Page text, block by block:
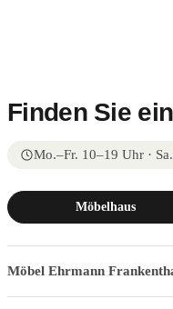
Finden Sie
Mo.–Fr. 10–19 Uhr ·
Möbelhaus
Möbel Ehrmann